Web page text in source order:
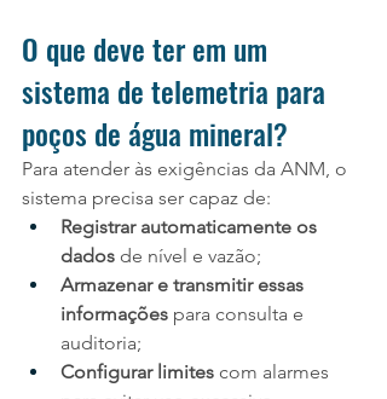
O que deve ter em um
sistema de telemetria para
poços de água mineral?
Para atender às exigências da ANM, o
sistema precisa ser capaz de:
Registrar automaticamente os
dados de nível e vazão;
Armazenar e transmitir essas
informações para consulta e
auditoria;
Configurar limites com alarmes